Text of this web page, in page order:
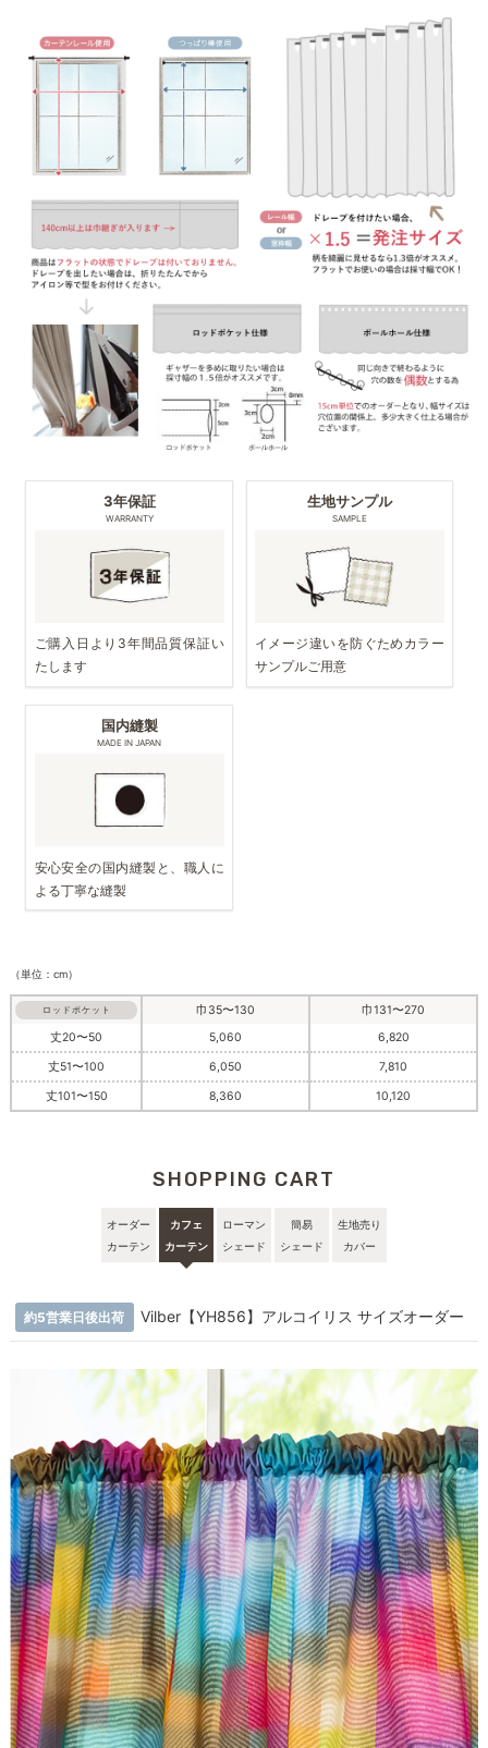
3年保証
WARRANTY
ご購入日より3年間品質保証い
たします
生地サンプル
SAMPLE
イメージ違いを防ぐためカラー
サンプルご用意
国内縫製
MADE IN JAPAN
安心安全の国内縫製と、職人に
よる丁寧な縫製
（単位：cm）
ロッドポケット 巾35〜130
巾131〜270
丈20〜50
5,060 6,820
丈51〜100 6,050 7,810
丈101〜150 8,360 10,120
SHOPPING CART
オーダー
カーテン
カフェ
カーテン
ローマン
シェード
簡易
シェード
生地売り
カバー
約5営業日後出荷 Vilber【YH856】アルコイリス サイズオーダー